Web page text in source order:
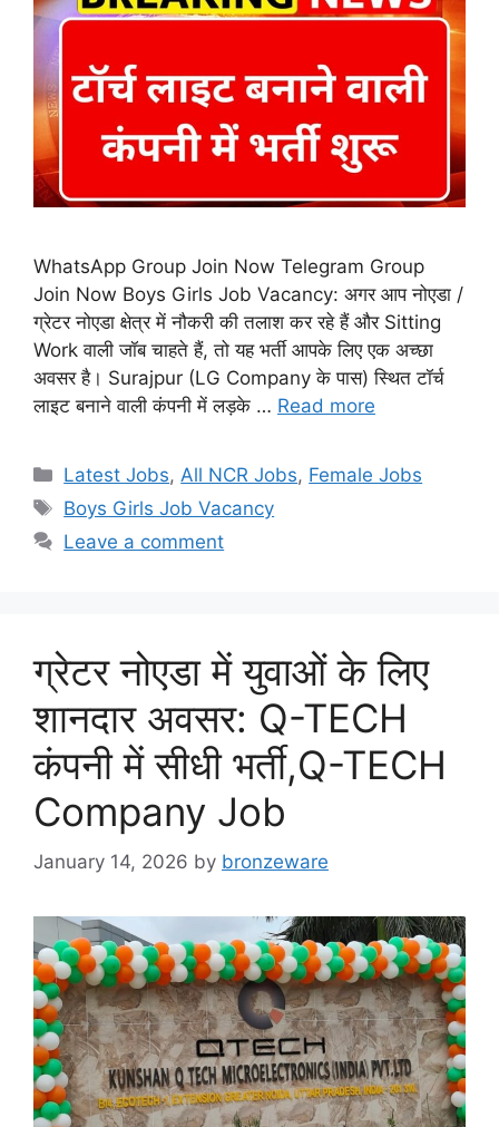
WhatsApp Group Join Now Telegram Group
Join Now Boys Girls Job Vacancy: अगर आप नोएडा /
ग्रेटर नोएडा क्षेत्र में नौकरी की तलाश कर रहे हैं और Sitting
Work वाली जॉब चाहते हैं, तो यह भर्ती आपके लिए एक अच्छा
अवसर है। Surajpur (LG Company के पास) स्थित टॉर्च
लाइट बनाने वाली कंपनी में लड़के … Read more
Categories
Latest Jobs,All NCR Jobs, Female Jobs
Tags
Boys Girls Job Vacancy
Leave a comment
ग्रेटर नोएडा में युवाओं के लिए
शानदार अवसर: Q-TECH
कंपनी में सीधी भर्ती,Q-TECH
Company Job
January 14, 2026 by bronzeware